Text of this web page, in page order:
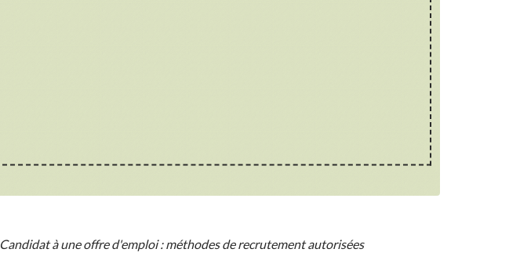
Candidat à une offre d'emploi : méthodes de recrutement autorisées